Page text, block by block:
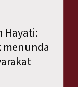
Hayati:
menunda